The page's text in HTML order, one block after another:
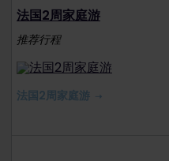
法国2周家庭游
推荐行程
法国2周家庭游